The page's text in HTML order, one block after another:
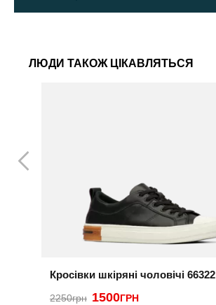
ЛЮДИ ТАКОЖ ЦІКАВЛЯТЬСЯ
Кросівки шкіряні чоловічі 66322
2250грн 1500ГРН